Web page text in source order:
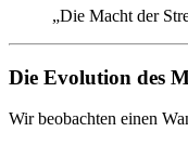
„Die Macht der
Die Evolution des
Wir beobachten einen